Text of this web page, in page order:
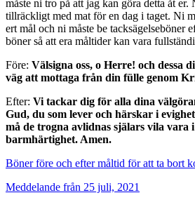
måste ni tro på att jag kan göra detta åt er.
tillräckligt med mat för en dag i taget. Ni
ert mål och ni måste be tacksägelseböner
böner så att era måltider kan vara
Före: Välsigna oss, o Herre! och dessa
väg att mottaga från din fülle genom
Efter: Vi tackar dig för alla dina
Gud, du som lever och härskar i
må de trogna avlidnas själars vila vara
barmhärtighet. Amen.
Böner före och efter måltid för att ta bort
Meddelande från 25 juli, 2021